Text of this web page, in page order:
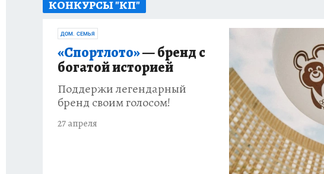
ИСПЫТАНО НА СЕБЕ
КОНКУРСЫ "КП"
ДОМ. СЕМЬЯ
«Спортлото»— бренд с
богатой историей
Поддержи легендарный
бренд своим голосом!
27 апреля